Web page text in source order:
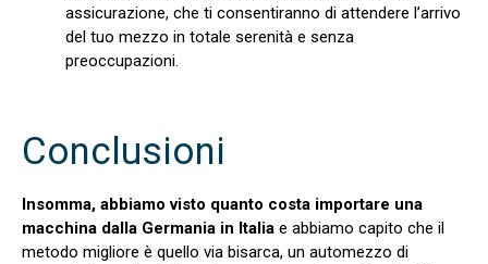
assicurazione, che ti consentiranno di attendere l’arrivo
del tuo mezzo in totale serenità e senza
preoccupazioni.
Conclusioni
Insomma, abbiamo visto quanto costa importare una
macchina dalla Germania in Italia e abbiamo capito che il
metodo migliore è quello via bisarca, un automezzo di